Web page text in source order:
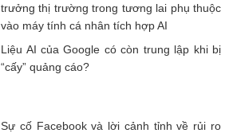
trưởng thị trường trong tương lai phụ thuộc
vào máy tính cá nhân tích hợp AI
Liệu AI của Google có còn trung lập khi bị
“cấy” quảng cáo?
Sự cố Facebook và lời cảnh tỉnh về rủi ro